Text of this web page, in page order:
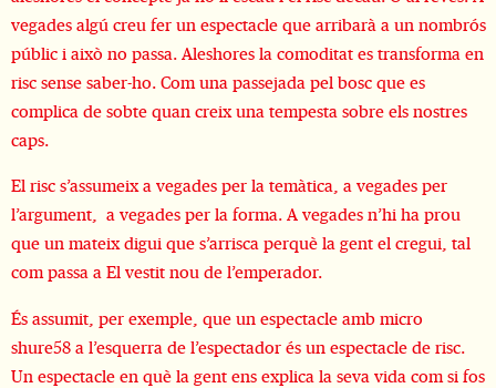
vegades algú creu fer un espectacle que arribarà a un nombrós
públic i això no passa. Aleshores la comoditat es transforma en
risc sense saber-ho. Com una passejada pel bosc que es
complica de sobte quan creix una tempesta sobre els nostres
caps.
El risc s’assumeix a vegades per la temàtica, a vegades per
l’argument, a vegades per la forma. A vegades n’hi ha prou
que un mateix digui que s’arrisca perquè la gent el cregui, tal
com passa a El vestit nou de l’emperador.
És assumit, per exemple, que un espectacle amb micro
shure58 a l’esquerra de l’espectador és un espectacle de risc.
Un espectacle en què la gent ens explica la seva vida com si fos